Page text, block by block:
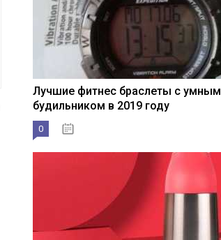
Лучшие фитнес браслеты с умным
будильником в 2019 году
0